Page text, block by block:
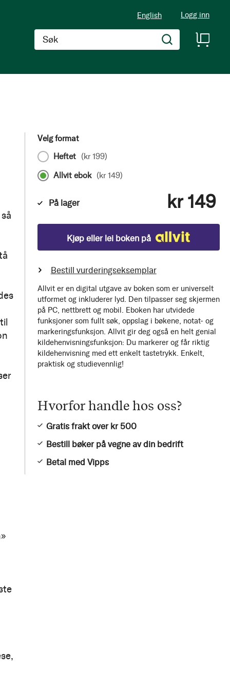
English Logg inn
Søk
Velg format
Heftet (kr 199)
Allvit ebok (kr 149)
På lager kr 149
Kjøp eller lei boken på
Bestill vurderingseksemplar
Allvit er en digital utgave av boken som er universelt
utformet og inkluderer lyd. Den tilpasser seg skjermen
på PC, nettbrett og mobil. Eboken har utvidede
funksjoner som fullt søk, oppslag i bøkene, notat- og
markeringsfunksjon. Allvit gir deg også en helt genial
kildehenvisningsfunksjon: Du markerer og får riktig
kildehenvisning med ett enkelt tastetrykk. Enkelt,
praktisk og studievennlig!
Hvorfor handle hos oss?
Gratis frakt over kr 500
Bestill bøker på vegne av din bedrift
Betal med Vipps